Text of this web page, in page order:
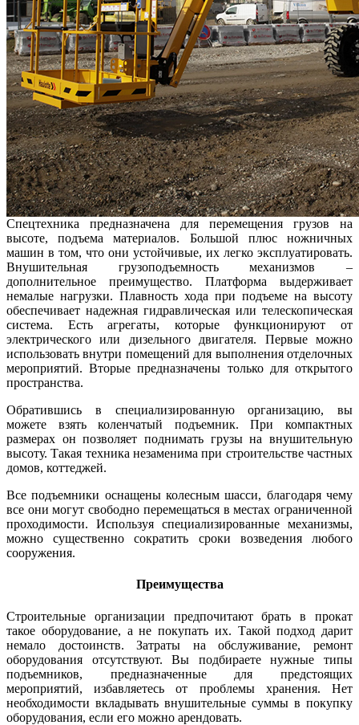
Спецтехника предназначена для перемещения грузов на
высоте, подъема материалов. Большой плюс ножничных
машин в том, что они устойчивые, их легко эксплуатировать.
Внушительная грузоподъемность механизмов –
дополнительное преимущество. Платформа выдерживает
немалые нагрузки. Плавность хода при подъеме на высоту
обеспечивает надежная гидравлическая или телескопическая
система. Есть агрегаты, которые функционируют от
электрического или дизельного двигателя. Первые можно
использовать внутри помещений для выполнения отделочных
мероприятий. Вторые предназначены только для открытого
пространства.
Обратившись в специализированную организацию, вы
можете взять коленчатый подъемник. При компактных
размерах он позволяет поднимать грузы на внушительную
высоту. Такая техника незаменима при строительстве частных
домов, коттеджей.
Все подъемники оснащены колесным шасси, благодаря чему
все они могут свободно перемещаться в местах ограниченной
проходимости. Используя специализированные механизмы,
можно существенно сократить сроки возведения любого
сооружения.
Преимущества
Строительные организации предпочитают брать в прокат
такое оборудование, а не покупать их. Такой подход дарит
немало достоинств. Затраты на обслуживание, ремонт
оборудования отсутствуют. Вы подбираете нужные типы
подъемников, предназначенные для предстоящих
мероприятий, избавляетесь от проблемы хранения. Нет
необходимости вкладывать внушительные суммы в покупку
оборудования, если его можно арендовать.